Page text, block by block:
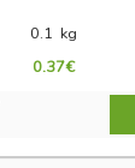
0.1 kg
0.37€